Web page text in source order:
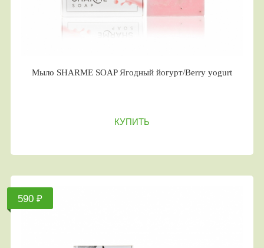
Мыло SHARME SOAP Ягодный йогурт/Berry yogurt
КУПИТЬ
590 ₽